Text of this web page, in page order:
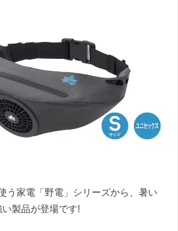
う家電「野電」シリーズから、暑い
製品が登場です!